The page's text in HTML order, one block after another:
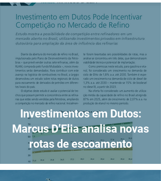
Investimentos em Dutos:
Marcus D’Elia analisa novas
rotas de escoamento